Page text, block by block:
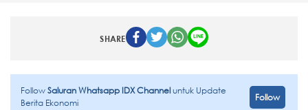
SHARE
FollowSaluran Whatsapp IDX Channeluntuk Update
Berita Ekonomi
Follow